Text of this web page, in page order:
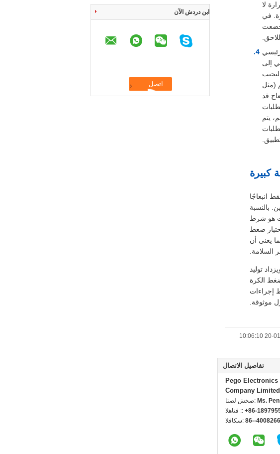
ابن دردش الآن
لا
في
خضعت
إلى
لتجنب
حجم الانبعاج). استخدم أداة قياس بدقة لا تقل عن 0.01 مم (مثل
قد
الانبعاج ≤2 مم، يتم الحكم على العينة بأنها "مؤهلة"؛ إذا كان القطر ＞2 مم، يتم
كبيرة
انبعاجًا
بالنسبة
هو شرط
ضغط
يعني أن
توليد
ضغط الكرة
إجراءات
موثوقة.
تفاصيل الاتصال
Pego Electronics
Company Limited
اتصل شخص: Ms.
الهاتف :: +86-
الفاكس: 86--